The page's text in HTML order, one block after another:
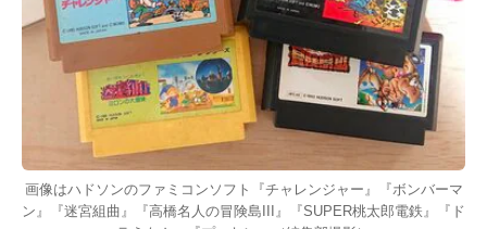
画像はハドソンのファミコンソフト『チャレンジャー』『ボンバーマ
ン』『迷宮組曲』『高橋名人の冒険島III』『SUPER桃太郎電鉄』『ド